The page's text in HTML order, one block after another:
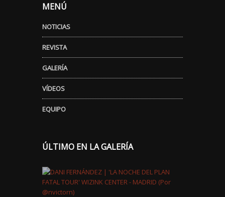
MENÚ
NOTICIAS
REVISTA
GALERÍA
VÍDEOS
EQUIPO
ÚLTIMO EN LA GALERÍA